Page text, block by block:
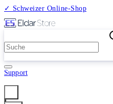
✓ Schweizer Online-Shop
Support